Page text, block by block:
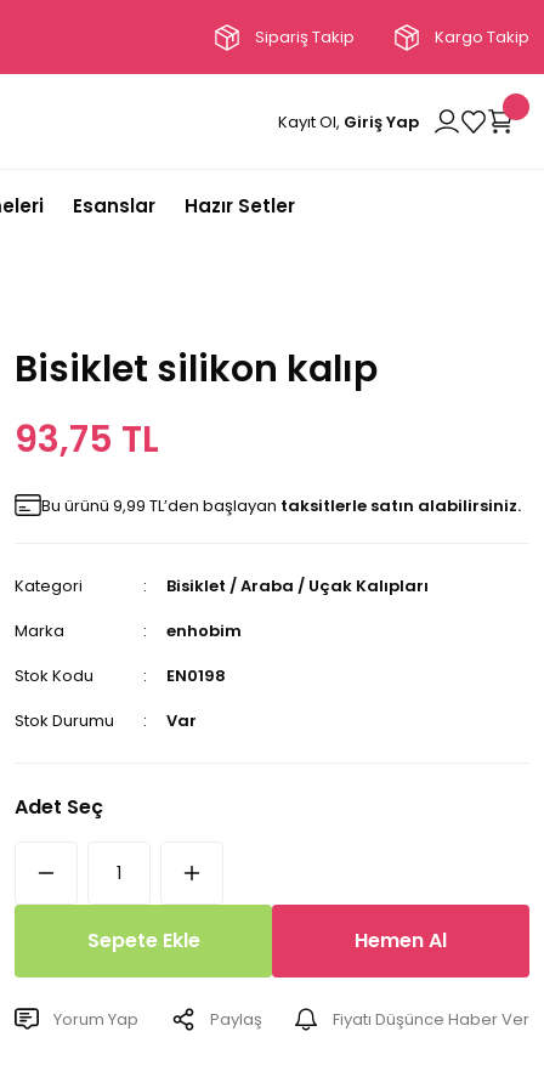
Sipariş Takip Kargo Takip
Kayıt Ol, Giriş Yap
Esanslar Hazır Setler
Bisiklet silikon kalıp
93,75 TL
Bu ürünü 9,99 TL’den başlayan taksitlerle satın alabilirsiniz.
Kategori
Bisiklet / Araba / Uçak Kalıpları
Marka
enhobim
Stok Kodu
EN0198
Stok Durumu
Var
Adet Seç
Sepete Ekle Hemen Al
Yorum Yap Paylaş Fiyatı Düşünce Haber Ver